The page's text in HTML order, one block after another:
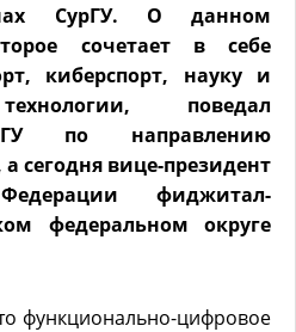
СурГУ. О данном
сочетает в себе
киберспорт, науку и
поведал
по направлению
сегодня вице-президент
фиджитал-
федеральном округе
функционально-цифровое